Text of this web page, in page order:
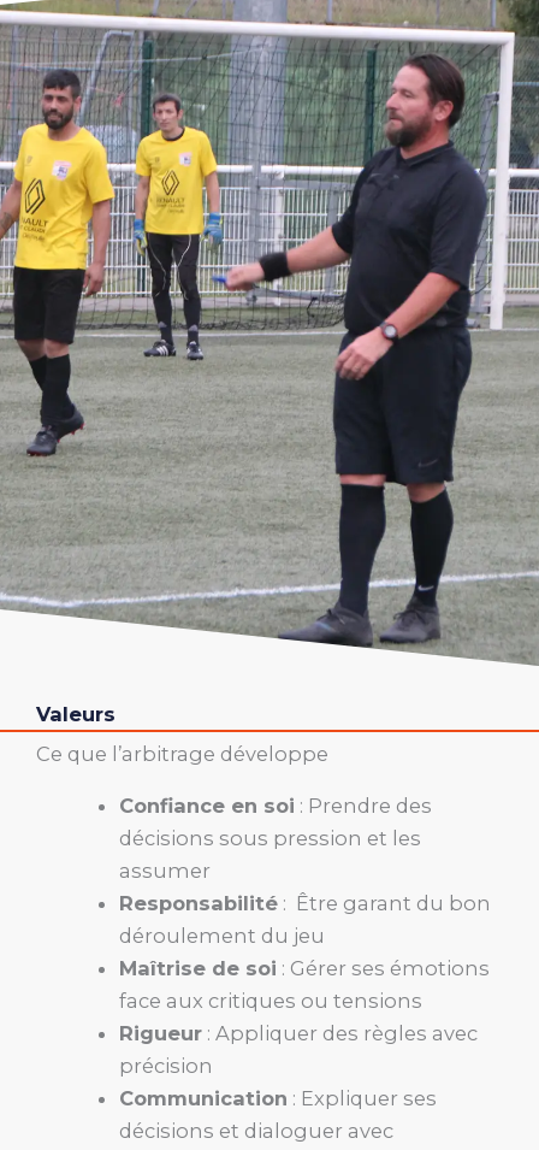
Valeurs
Ce que l’arbitrage développe
Confiance en soi : Prendre des
décisions sous pression et les
assumer
Responsabilité : Être garant du bon
déroulement du jeu
Maîtrise de soi : Gérer ses émotions
face aux critiques ou tensions
Rigueur : Appliquer des règles avec
précision
Communication : Expliquer ses
décisions et dialoguer avec